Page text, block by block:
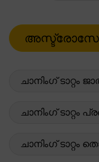
ചാനിംഗ് ടാറ്റം
ചാനിംഗ്
ചാനിംഗ്